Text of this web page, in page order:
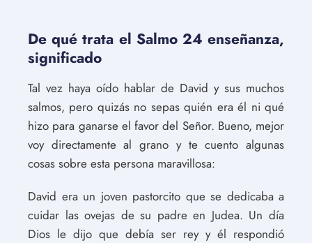
De qué trata el Salmo 24 enseñanza,
significado
Tal vez haya oído hablar de David y sus muchos
salmos, pero quizás no sepas quién era él ni qué
hizo para ganarse el favor del Señor. Bueno, mejor
voy directamente al grano y te cuento algunas
cosas sobre esta persona maravillosa:
David era un joven pastorcito que se dedicaba a
cuidar las ovejas de su padre en Judea. Un día
Dios le dijo que debía ser rey y él respondió